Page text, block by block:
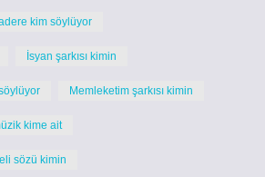
kim söylüyor
İsyan şarkısı kimin
söylüyor Memleketim şarkısı kimin
kime ait
sözü kimin